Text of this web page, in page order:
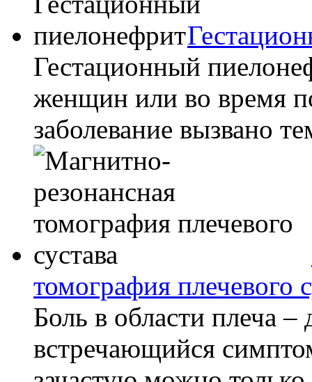
Гестационный
женщин или во время
заболевание вызвано
томография плечевого
Боль в области плеча –
встречающийся